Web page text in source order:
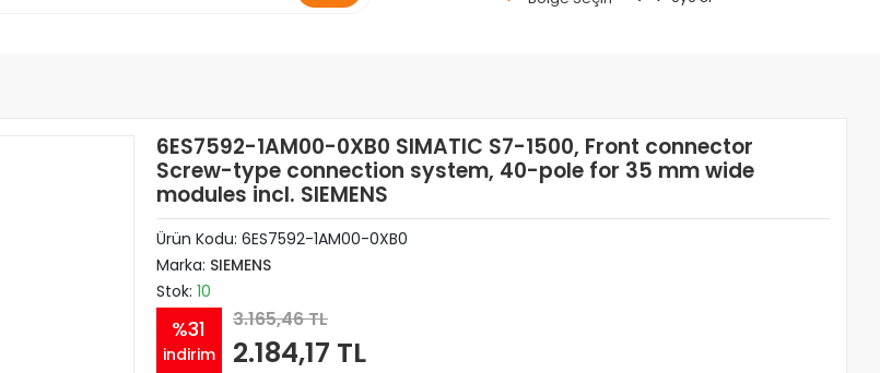
6ES7592-1AM00-0XB0 SIMATIC S7-1500, Front connector
Screw-type connection system, 40-pole for 35 mm wide
modules incl. SIEMENS
Ürün Kodu: 6ES7592-1AM00-0XB0
Marka: SIEMENS
Stok: 10
%31
indirim
3.165,46 TL
2.184,17 TL